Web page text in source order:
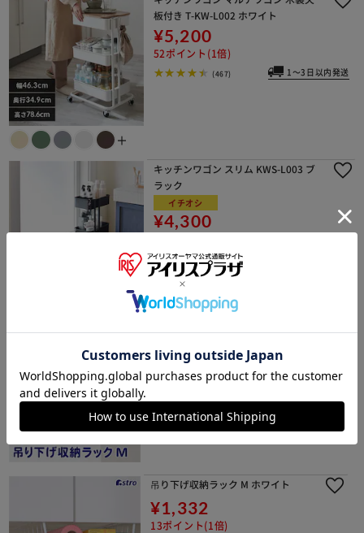
＋
板付き T-KW-L002 ホワイト
¥5,200
52ポイント(1倍)
(467) 1～3日以内発送
キッチンワゴン スリム KWS-L003 ブ
ラック
イチオシ
¥4,300
(147)
¥1,480
14ポイント(1倍)
(0)
販売元：アストロショップ
吊り下げ収納ラック M ホワイト
¥1,332
13ポイント(1倍)